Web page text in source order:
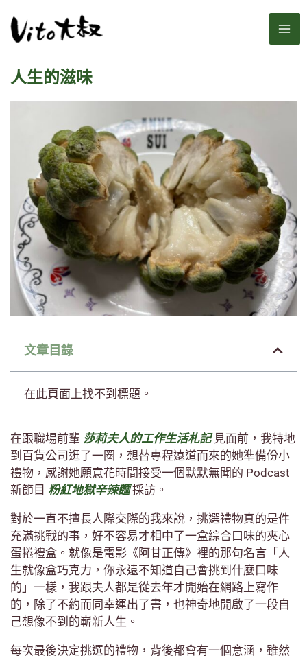
至
人生的滋味
文章目錄
在此頁面上找不到標題。
在跟職場前輩 莎莉夫人的工作生活札記見面前，我特地
到百貨公司逛了一圈，想替專程遠道而來的她準備份小
禮物，感謝她願意花時間接受一個默默無聞的 Podcast
新節目 粉紅地獄辛辣麵採訪。
對於一直不擅長人際交際的我來說，挑選禮物真的是件
充滿挑戰的事，好不容易才相中了一盒綜合口味的夾心
蛋捲禮盒。就像是電影《阿甘正傳》裡的那句名言「人
生就像盒巧克力，你永遠不知道自己會挑到什麼口味
的」一樣，我跟夫人都是從去年才開始在網路上寫作
的，除了不約而同幸運出了書，也神奇地開啟了一段自
己想像不到的嶄新人生。
每次最後決定挑選的禮物，背後都會有一個意涵，雖然